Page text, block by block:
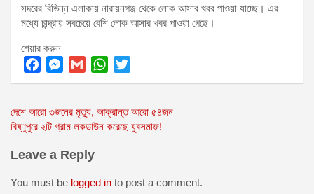
সদরের বিভিন্ন এলাকায় নারায়নগঞ্জ থেকে লোক আসার খবর পাওয়া যাচ্ছে। এর
মধ্যে চান্দ্রায় সবচেয়ে বেশি লোক আসার খবর পাওয়া গেছে।
শেয়ার করুন
F
c
e
o
M
s
s
g
G
a
i
W
a
t
A
p
T
i
t
r
Post
navigation
দেশে আরো ৩জনের মৃত্যু, আক্রান্ত আরো ৫৪জন
বিষ্ণুপুরে ২টি গ্রাম লকডাউন করেছে যুবসমাজ!
Leave a Reply
You must be logged in to post a comment.